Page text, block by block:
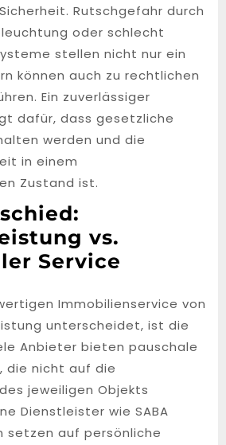
Rutschgefahr durch
oder schlecht
stellen nicht nur ein
können auch zu rechtlichen
Ein zuverlässiger
dafür, dass gesetzliche
werden und die
in einem
Zustand ist.
vs.
Service
Immobilienservice von
unterscheidet, ist die
Anbieter bieten pauschale
die nicht auf die
jeweiligen Objekts
Dienstleister wie SABA
setzen auf persönliche